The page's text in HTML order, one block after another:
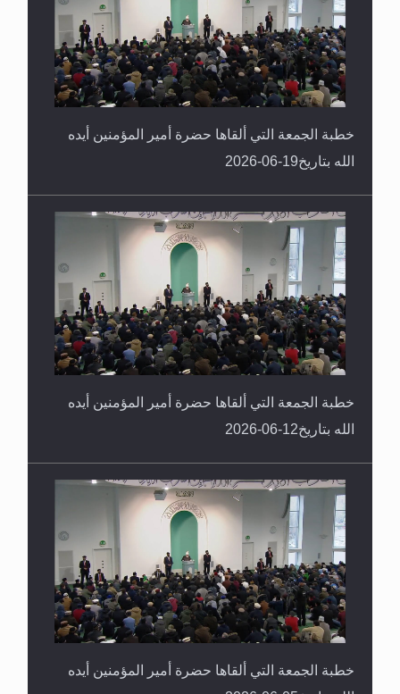
خطبة الجمعة التي ألقاها حضرة أمير المؤمنين أيده
الله بتاريخ19-06-2026
خطبة الجمعة التي ألقاها حضرة أمير المؤمنين أيده
الله بتاريخ12-06-2026
خطبة الجمعة التي ألقاها حضرة أمير المؤمنين أيده